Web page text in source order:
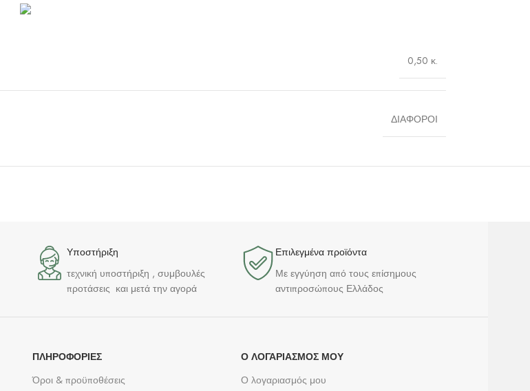
0,50 κ.
ΔΙΑΦΟΡΟΙ
Υποστήριξη
τεχνική υποστήριξη , συμβουλές
προτάσεις και μετά την αγορά
Επιλεγμένα προϊόντα​
Με εγγύηση από τους επίσημους
αντιπροσώπους Ελλάδος
ΠΛΗΡΟΦΟΡΊΕΣ
Όροι & προϋποθέσεις
Ο ΛΟΓΑΡΙΑΣΜΌΣ ΜΟΥ
Ο λογαριασμός μου